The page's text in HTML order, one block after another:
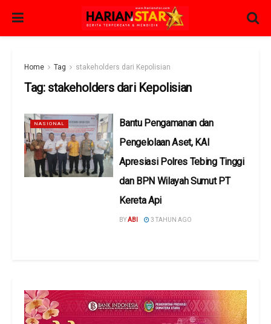
Home Tag stakeholders dari Kepolisian
Tag: stakeholders dari Kepolisian
NASIONAL
Bantu Pengamanan dan
Pengelolaan Aset, KAI
Apresiasi Polres Tebing Tinggi
dan BPN Wilayah Sumut PT
Kereta Api
BYABI 3 TAHUN AGO